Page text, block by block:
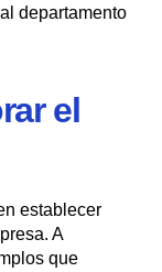
departamento
el
establecer
A
que